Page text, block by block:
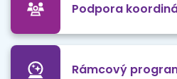
Podpora
Rámcový